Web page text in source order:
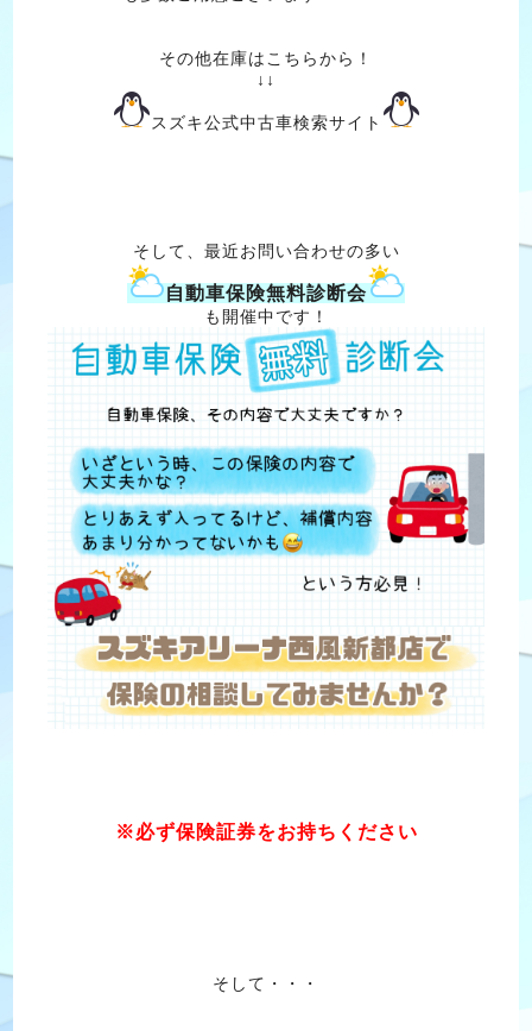
その他在庫はこちらから！
↓↓
スズキ公式中古車検索サイト
そして、最近お問い合わせの多い
自動車保険無料診断会
も開催中です！
※必ず保険証券をお持ちください
そして・・・